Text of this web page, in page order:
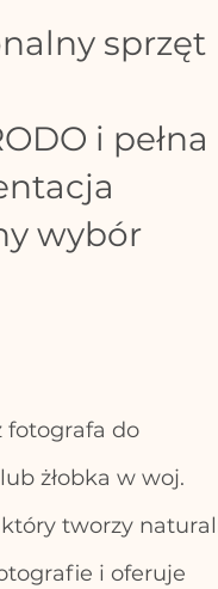
sprzęt
i pełna
wybór
fotografa do
żłobka w woj.
tworzy
i oferuje